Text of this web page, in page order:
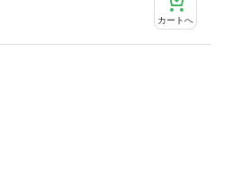
カートへ